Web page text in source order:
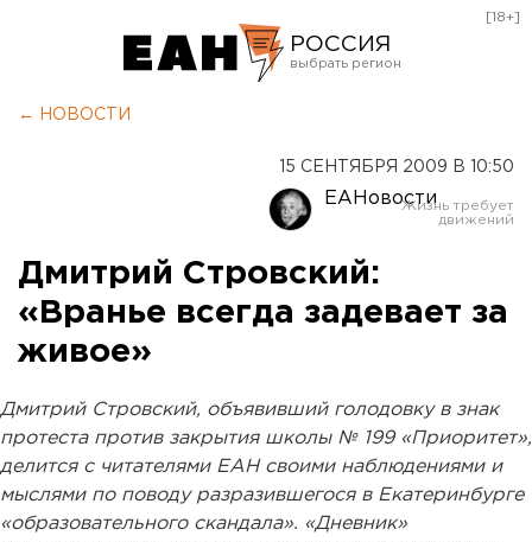
РОССИЯ
Оренбург
[18+]
← НОВОСТИ
15 СЕНТЯБРЯ 2009 В 10:50
ЕАНовости
Дмитрий Стровский:
«Вранье всегда задевает за
живое»
Дмитрий Стровский, объявивший голодовку в знак
протеста против закрытия школы № 199 «Приоритет»,
делится с читателями ЕАН своими наблюдениями и
мыслями по поводу разразившегося в Екатеринбурге
«образовательного скандала». «Дневник»